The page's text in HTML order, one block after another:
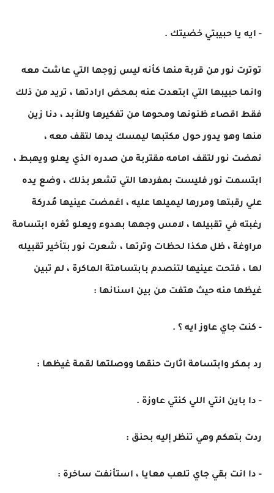
- ايه يا حبيبتي خضيتك .
توترت نور من قربة منها كأنه ليس زوجها التي عاشت معه
وانما حبيبها التي ابتعدت عنه بمحض ارادتها ، تريد من ذلك
فقط اقصاء ظنونها ومحوها من تفكيرها وللأبد ، دنا زين
منها وهو يدور حول مكتبها ليمسك يدها لتقف معه ،
نهضت نور لتقف امامه مقتربة من صدره الذي يعلو ويهبط ،
ابتسمت نور فليست بمفردها التي تشعر بذلك ، وضع يده
علي رقبتها ومررها ليميلها عليه ، اغمضت عينيها مُدركة
رغبته في تقبيلها ، لامس وجهها بهدوء ويعلو ثغره ابتسامة
مراوغة ، ظل هكذا لحظات وترتها ، شعرت نور بتأخير تقبيله
لها ، فتحت عينيها لتنصدم بابتسامتة الماكرة ، لم تبين
غيظها منه حيث هتفت من بين اسنانها :
- كنت جاي عاوز ايه ؟ .
رد بمكر وابتسامة اثارت حنقها ووصلتها لقمة غيظها :
- دا باين انتي اللي كنتي عاوزة .
ردت بتهكم وهي تنظر إليه بحنق :
- دا انت بقي جاي تلعب معايا ، استأنفت ساخرة :